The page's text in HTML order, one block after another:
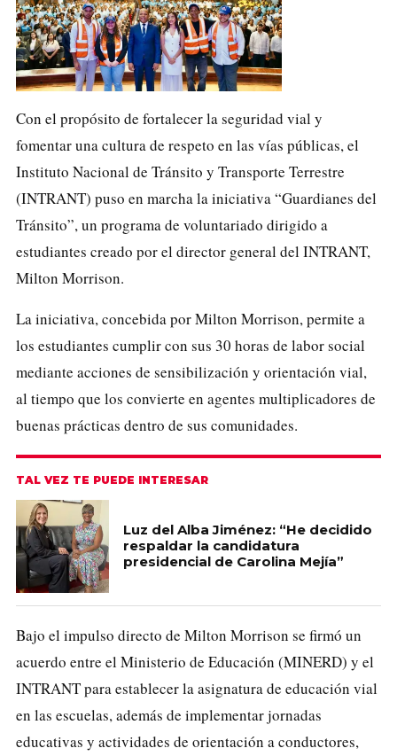
Con el propósito de fortalecer la seguridad vial y
fomentar una cultura de respeto en las vías públicas, el
Instituto Nacional de Tránsito y Transporte Terrestre
(INTRANT) puso en marcha la iniciativa “Guardianes del
Tránsito”, un programa de voluntariado dirigido a
estudiantes creado por el director general del INTRANT,
Milton Morrison.
La iniciativa, concebida por Milton Morrison, permite a
los estudiantes cumplir con sus 30 horas de labor social
mediante acciones de sensibilización y orientación vial,
al tiempo que los convierte en agentes multiplicadores de
buenas prácticas dentro de sus comunidades.
TAL VEZ TE PUEDE INTERESAR
Luz del Alba Jiménez: “He decidido
respaldar la candidatura
presidencial de Carolina Mejía”
Bajo el impulso directo de Milton Morrison se firmó un
acuerdo entre el Ministerio de Educación (MINERD) y el
INTRANT para establecer la asignatura de educación vial
en las escuelas, además de implementar jornadas
educativas y actividades de orientación a conductores,